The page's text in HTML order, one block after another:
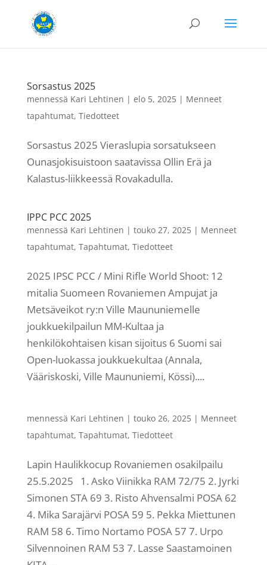
Sorsastus 2025
mennessä Kari Lehtinen | elo 5, 2025| Menneet
tapahtumat, Tiedotteet
Sorsastus 2025 Vieraslupia sorsatukseen
Ounasjokisuistoon saatavissa Ollin Erä ja
Kalastus-liikkeessä Rovakadulla.
IPPC PCC 2025
mennessä Kari Lehtinen | touko 27, 2025| Menneet
tapahtumat, Tapahtumat, Tiedotteet
2025 IPSC PCC / Mini Rifle World Shoot: 12
mitalia Suomeen Rovaniemen Ampujat ja
Metsäveikot ry:n Ville Maununiemelle
joukkuekilpailun MM-Kultaa ja
henkilökohtaisen kisan sijoitus 6 Suomi sai
Open-luokassa joukkuekultaa (Annala,
Vääriskoski, Ville Maununiemi, Kössi)....
mennessä Kari Lehtinen | touko 26, 2025| Menneet
tapahtumat, Tapahtumat, Tiedotteet
Lapin Haulikkocup Rovaniemen osakilpailu
25.5.2025 1. Asko Viinikka RAM 72/75 2. Jyrki
Simonen STA 69 3. Risto Ahvensalmi POSA 62
4. Mika Sarajärvi POSA 59 5. Pekka Miettunen
RAM 58 6. Timo Nortamo POSA 57 7. Urpo
Silvennoinen RAM 53 7. Lasse Saastamoinen